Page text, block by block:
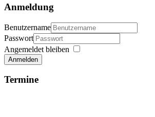
Anmeldung
Benutzername
Passwort
Angemeldet bleiben
Anmelden
Termine